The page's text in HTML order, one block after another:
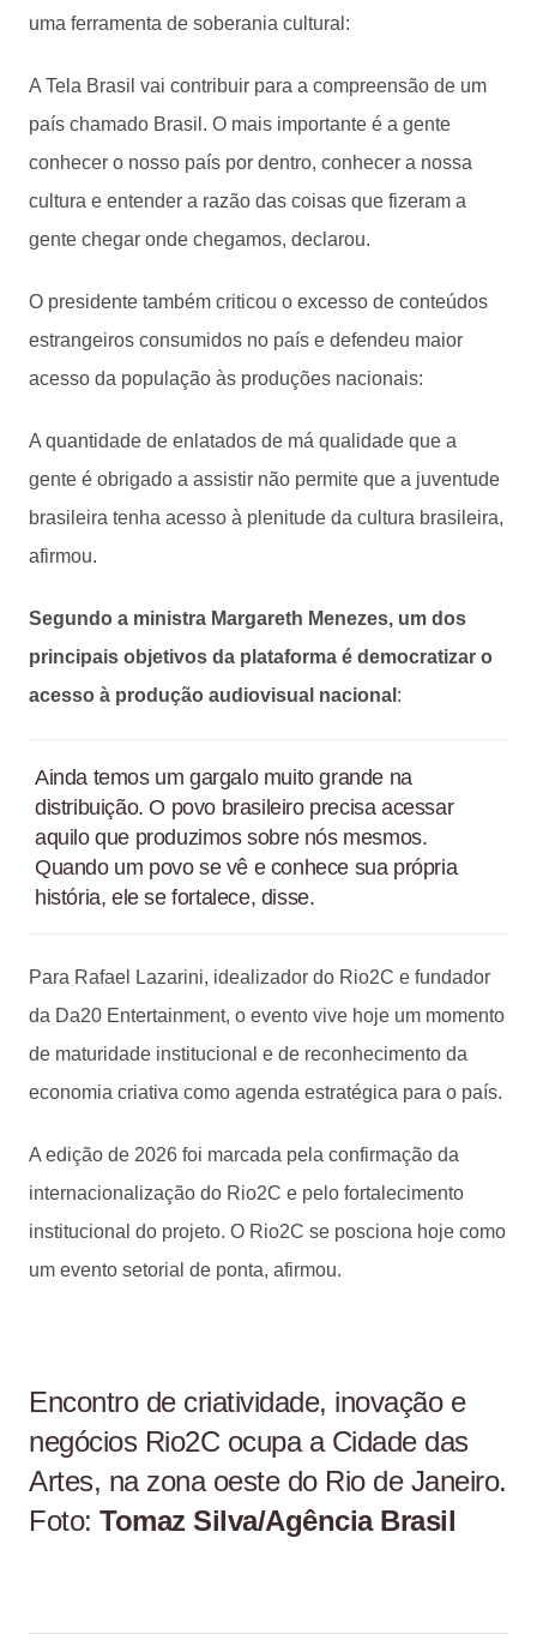
uma ferramenta de soberania cultural:
A Tela Brasil vai contribuir para a compreensão de um
país chamado Brasil. O mais importante é a gente
conhecer o nosso país por dentro, conhecer a nossa
cultura e entender a razão das coisas que fizeram a
gente chegar onde chegamos, declarou.
O presidente também criticou o excesso de conteúdos
estrangeiros consumidos no país e defendeu maior
acesso da população às produções nacionais:
A quantidade de enlatados de má qualidade que a
gente é obrigado a assistir não permite que a juventude
brasileira tenha acesso à plenitude da cultura brasileira,
afirmou.
Segundo a ministra Margareth Menezes, um dos
principais objetivos da plataforma é democratizar o
acesso à produção audiovisual nacional :
Ainda temos um gargalo muito grande na
distribuição. O povo brasileiro precisa acessar
aquilo que produzimos sobre nós mesmos.
Quando um povo se vê e conhece sua própria
história, ele se fortalece, disse.
Para Rafael Lazarini, idealizador do Rio2C e fundador
da Da20 Entertainment, o evento vive hoje um momento
de maturidade institucional e de reconhecimento da
economia criativa como agenda estratégica para o país.
A edição de 2026 foi marcada pela confirmação da
internacionalização do Rio2C e pelo fortalecimento
institucional do projeto. O Rio2C se posciona hoje como
um evento setorial de ponta, afirmou.
Encontro de criatividade, inovação e
negócios Rio2C ocupa a Cidade das
Artes, na zona oeste do Rio de Janeiro.
Foto: Tomaz Silva/Agência Brasil